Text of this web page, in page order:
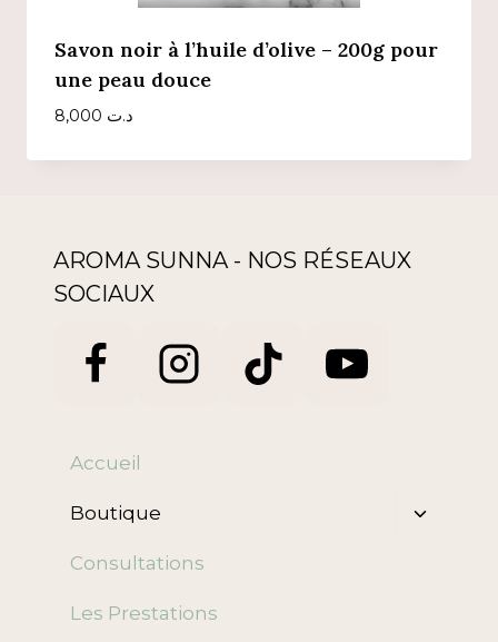
Savon noir à l’huile d’olive – 200g pour
une peau douce
د.ت
AROMA SUNNA - NOS RÉSEAUX
SOCIAUX
Accueil
Boutique
Ouvrir/
Consultations
Les Prestations